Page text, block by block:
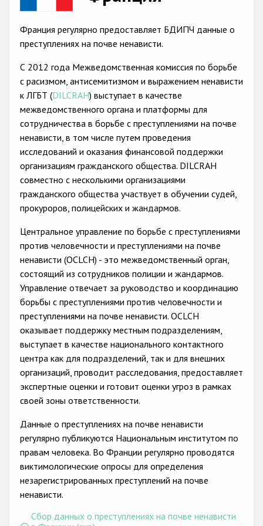
Anti-Roma hate crime
Anti-Muslim hate crime
Anti-Christian hate crime
Other hate crime based on religion or belief
Gender-based hate crime
Anti-LGBTI hate crime
Организации гражданского общества
Государства-участники
Франция регулярно предоставляет БДИПЧ данные о
преступлениях на почве ненависти.
С 2012 года Межведомственная комиссия по борьбе
с расизмом, антисемитизмом и выражением ненависти
к ЛГБТ (DILCRAH) выступает в качестве
межведомственного органа и платформы для
сотрудничества в борьбе с преступлениями на почве
ненависти, в том числе путем проведения
исследований и оказания финансовой поддержки
организациям гражданского общества. DILCRAH
совместно с несколькими организациями
гражданского общества участвует в обучении судей,
прокуроров, полицейских и жандармов.
Центральное управление по борьбе с преступлениями
против человечности и преступлениями на почве
ненависти (OCLCH) - это межведомственный орган,
состоящий из сотрудников полиции и жандармов.
Управление отвечает за руководство и координацию
борьбы с преступлениями против человечности и
преступлениями на почве ненависти. OCLCH
оказывает поддержку местным подразделениям,
выступает в качестве национального контактного
центра как для подразделений, так и для внешних
организаций, проводит расследования, предоставляет
экспертные оценки и готовит оценки угроз в рамках
своей зоны ответственности.
Данные о преступлениях на почве ненависти
регулярно публикуются Национальным институтом по
правам человека. Во Франции регулярно проводятся
виктимологические опросы для определения
незарегистрированных преступлений на почве
ненависти.
Сбор данных о преступлениях на почве ненависти